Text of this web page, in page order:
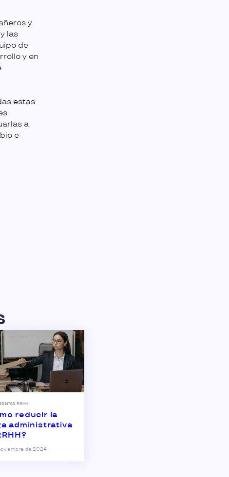
y
las
de
y en
estas
a
e
RRHH
reducir la
administrativa
de 2024